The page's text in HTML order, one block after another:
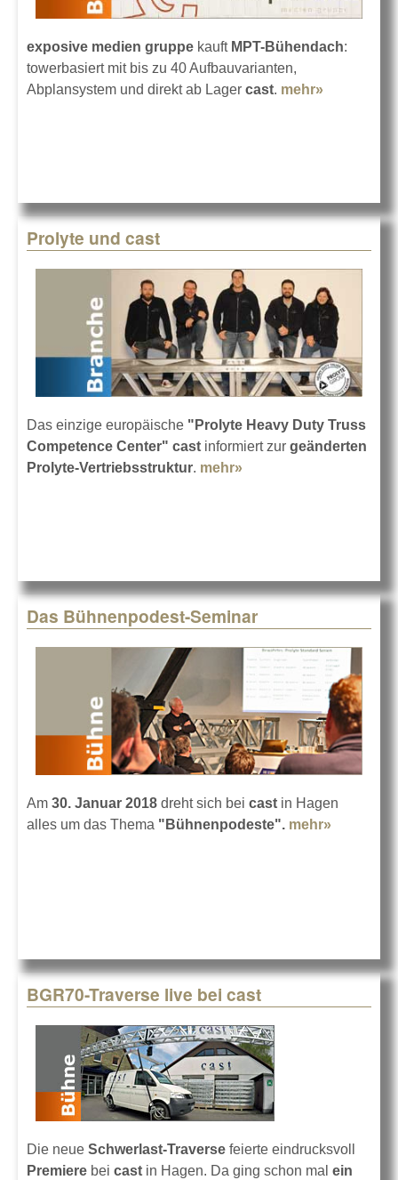
exposive medien gruppe kauft MPT-Bühendach:
towerbasiert mit bis zu 40 Aufbauvarianten,
Abplansystem und direkt ab Lager cast. mehr»
Prolyte und cast
Das einzige europäische "Prolyte Heavy Duty Truss
Competence Center" cast informiert zur geänderten
Prolyte-Vertriebsstruktur. mehr»
Das Bühnenpodest-Seminar
Am 30. Januar 2018 dreht sich bei cast in Hagen
alles um das Thema "Bühnenpodeste". mehr»
BGR70-Traverse live bei cast
Die neue Schwerlast-Traverse feierte eindrucksvoll
Premiere bei cast in Hagen. Da ging schon mal ein